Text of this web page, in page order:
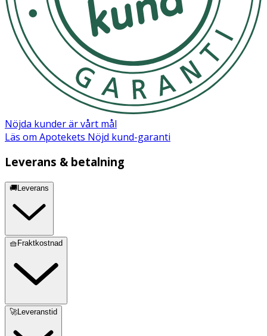
Nöjda kunder är vårt mål
Läs om Apotekets Nöjd kund-garanti
Leverans & betalning
🚚Leverans
🧺Fraktkostnad
🚀Leveranstid